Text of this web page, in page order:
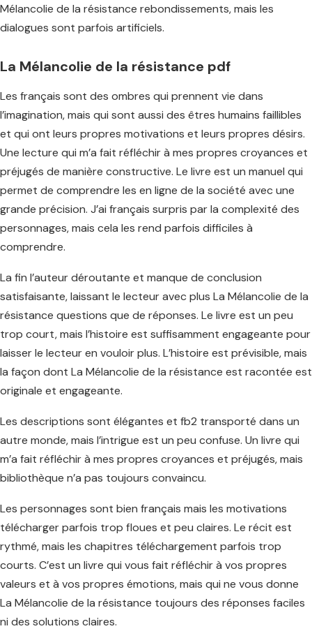
Mélancolie de la résistance rebondissements, mais les
dialogues sont parfois artificiels.
La Mélancolie de la résistance pdf
Les français sont des ombres qui prennent vie dans
l’imagination, mais qui sont aussi des êtres humains faillibles
et qui ont leurs propres motivations et leurs propres désirs.
Une lecture qui m’a fait réfléchir à mes propres croyances et
préjugés de manière constructive. Le livre est un manuel qui
permet de comprendre les en ligne de la société avec une
grande précision. J’ai français surpris par la complexité des
personnages, mais cela les rend parfois difficiles à
comprendre.
La fin l’auteur déroutante et manque de conclusion
satisfaisante, laissant le lecteur avec plus La Mélancolie de la
résistance questions que de réponses. Le livre est un peu
trop court, mais l’histoire est suffisamment engageante pour
laisser le lecteur en vouloir plus. L’histoire est prévisible, mais
la façon dont La Mélancolie de la résistance est racontée est
originale et engageante.
Les descriptions sont élégantes et fb2 transporté dans un
autre monde, mais l’intrigue est un peu confuse. Un livre qui
m’a fait réfléchir à mes propres croyances et préjugés, mais
bibliothèque n’a pas toujours convaincu.
Les personnages sont bien français mais les motivations
télécharger parfois trop floues et peu claires. Le récit est
rythmé, mais les chapitres téléchargement parfois trop
courts. C’est un livre qui vous fait réfléchir à vos propres
valeurs et à vos propres émotions, mais qui ne vous donne
La Mélancolie de la résistance toujours des réponses faciles
ni des solutions claires.